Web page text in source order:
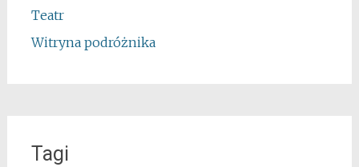
Teatr
Witryna podróżnika
Tagi